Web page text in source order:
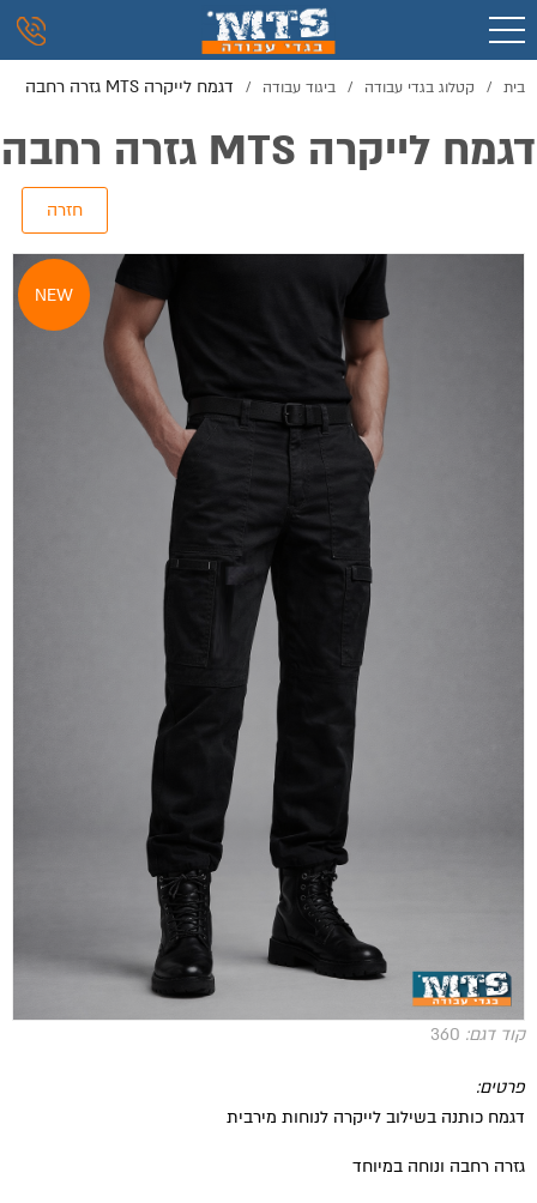
בית / קטלוג בגדי עבודה / ביגוד עבודה / דגמח לייקרה MTS גזרה רחבה
דגמח לייקרה MTS גזרה רחבה
NEW
קוד דגם: 360
פרטים:
דגמח כותנה בשילוב לייקרה לנוחות מירבית
גזרה רחבה ונוחה במיוחד